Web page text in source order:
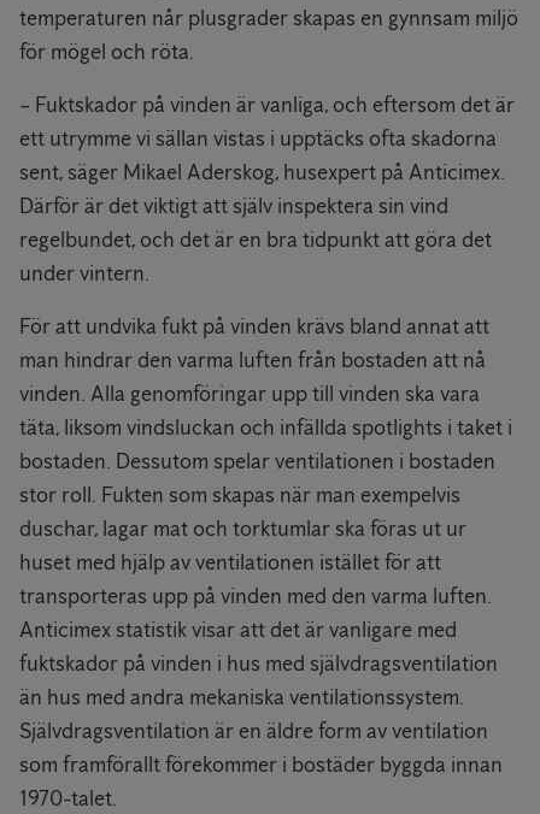
temperaturen når plusgrader skapas en gynnsam miljö
för mögel och röta.
– Fuktskador på vinden är vanliga, och eftersom det är
ett utrymme vi sällan vistas i upptäcks ofta skadorna
sent, säger Mikael Aderskog, husexpert på Anticimex.
Därför är det viktigt att själv inspektera sin vind
regelbundet, och det är en bra tidpunkt att göra det
under vintern.
För att undvika fukt på vinden krävs bland annat att
man hindrar den varma luften från bostaden att nå
vinden. Alla genomföringar upp till vinden ska vara
täta, liksom vindsluckan och infällda spotlights i taket i
bostaden. Dessutom spelar ventilationen i bostaden
stor roll. Fukten som skapas när man exempelvis
duschar, lagar mat och torktumlar ska föras ut ur
huset med hjälp av ventilationen istället för att
transporteras upp på vinden med den varma luften.
Anticimex statistik visar att det är vanligare med
fuktskador på vinden i hus med självdragsventilation
än hus med andra mekaniska ventilationssystem.
Självdragsventilation är en äldre form av ventilation
som framförallt förekommer i bostäder byggda innan
1970-talet.